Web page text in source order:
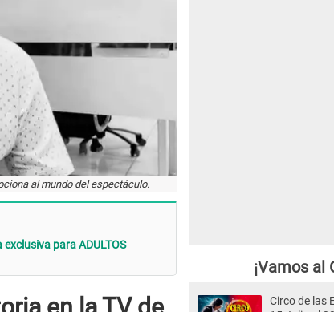
al mundo del espectáculo.
para ADULTOS
¡Vamos al
Circo de las